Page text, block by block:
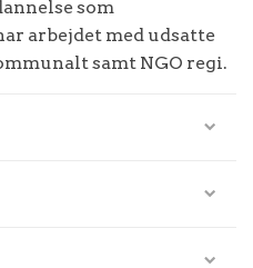
som
arbejdet med udsatte
samt NGO regi.